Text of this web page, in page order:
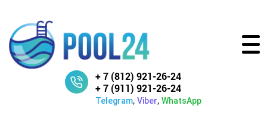
+ 7 (812) 921-26-24
+ 7 (911) 921-26-24
Telegram, Viber, WhatsApp